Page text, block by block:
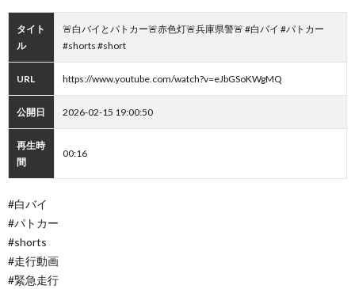
タイト
ル
🚨白バイとパトカー🚨赤色灯🚨兵庫県警🚨 #白バイ #パトカー
#shorts #short
URL https://www.youtube.com/watch?v=eJbGSoKWgMQ
公開日 2026-02-15 19:00:50
再生時
間
00:16
#白バイ
#パトカー
#shorts
#走行動画
#緊急走行